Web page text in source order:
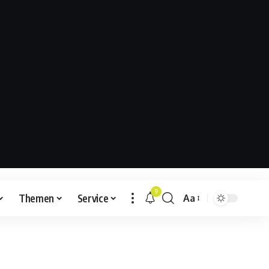
Themen Service 9
Aa